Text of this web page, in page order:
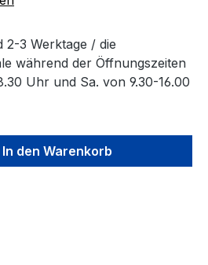
2-3 Werktage / die
während der Öffnungszeiten
Uhr und Sa. von 9.30-16.00
gewünschten Wert
In den Warenkorb